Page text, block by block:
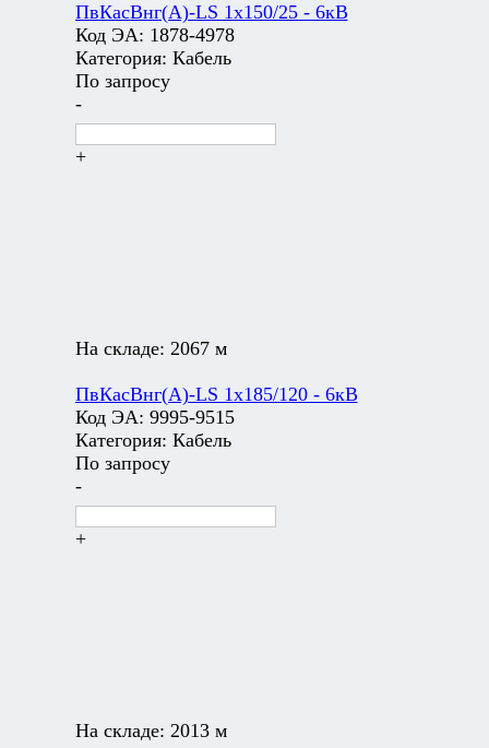
ПвКасВнг(А)-LS 1х150/25 - 6кВ
Код ЭА: 1878-4978
Категория: Кабель
По запросу
-
+
На складе: 2067 м
ПвКасВнг(А)-LS 1х185/120 - 6кВ
Код ЭА: 9995-9515
Категория: Кабель
По запросу
-
+
На складе: 2013 м